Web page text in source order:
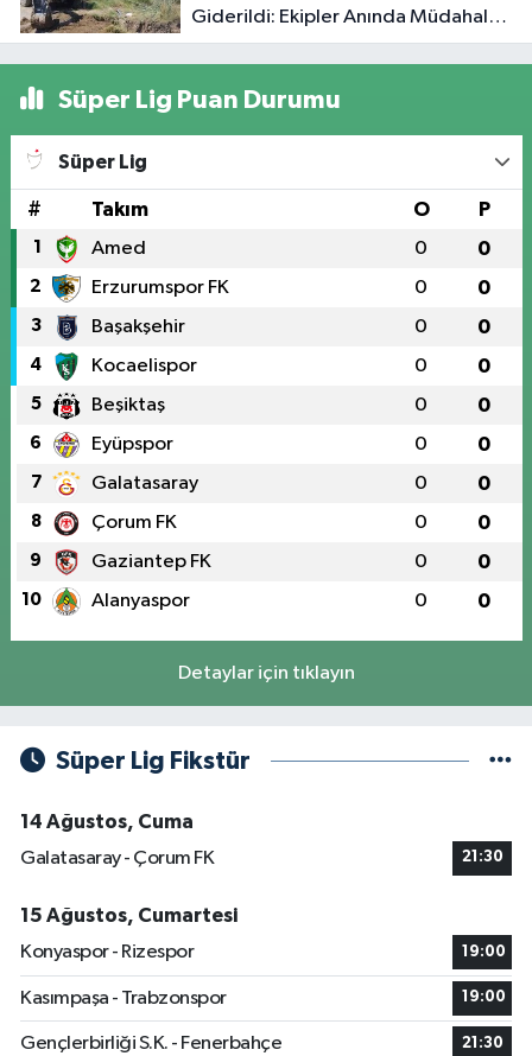
Giderildi: Ekipler Anında Müdahale
Etti
Süper Lig Puan Durumu
Süper Lig
# Takım O P
1 Amed 0 0
2 Erzurumspor FK 0 0
3 Başakşehir 0 0
4 Kocaelispor 0 0
5 Beşiktaş 0 0
6 Eyüpspor 0 0
7 Galatasaray 0 0
8 Çorum FK 0 0
9 Gaziantep FK 0 0
10 Alanyaspor 0 0
Detaylar için tıklayın
Süper Lig Fikstür
14 Ağustos, Cuma
Galatasaray - Çorum FK
21:30
15 Ağustos, Cumartesi
Konyaspor - Rizespor
19:00
Kasımpaşa - Trabzonspor 19:00
Gençlerbirliği S.K. - Fenerbahçe 21:30